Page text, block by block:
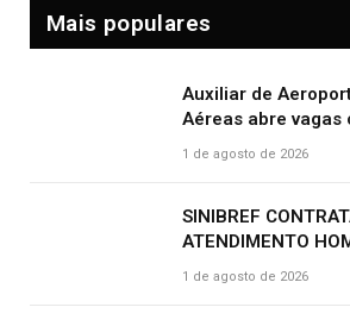
Mais populares
Auxiliar de
Aéreas abre vagas
2.000,00 e
1 de agosto de 2026
SINIBREF
ATENDIMENTO
1 de agosto de 2026